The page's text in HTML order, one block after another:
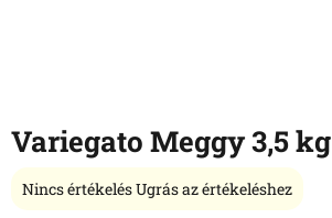
Variegato Meggy 3,5 kg
A
Nincs értékelésUgrás az értékeléshez